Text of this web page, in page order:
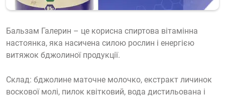
Бальзам Галерин – це корисна спиртова вітамінна
настоянка, яка насичена силою рослин і енергією
витяжок бджолиної продукції.
Склад: бджолине маточне молочко, екстракт личинок
воскової молі, пилок квітковий, вода дистильована і